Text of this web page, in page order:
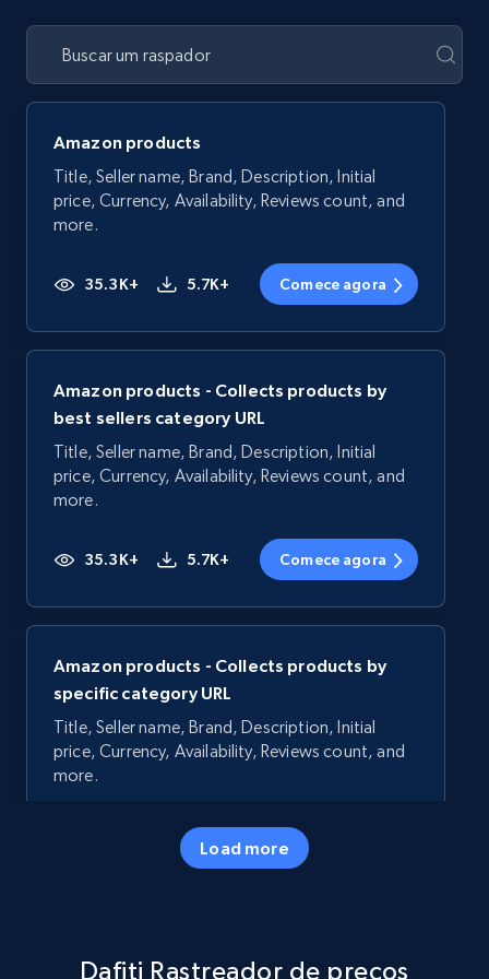
Amazon products
Title, Seller name, Brand, Description, Initial
price, Currency, Availability, Reviews count, and
more.
35.3K+ 5.7K+ Comece agora
Amazon products - Collects products by
best sellers category URL
Title, Seller name, Brand, Description, Initial
price, Currency, Availability, Reviews count, and
more.
35.3K+ 5.7K+ Comece agora
Amazon products - Collects products by
specific category URL
Title, Seller name, Brand, Description, Initial
price, Currency, Availability, Reviews count, and
more.
5.7K+ Comece agora
specific keywords
Load more
Dafiti Rastreador de preços